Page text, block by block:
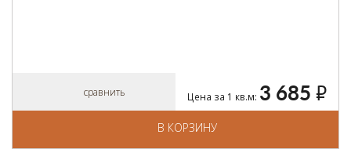
сравнить Цена за 1 кв.м: 3 685 руб.
В КОРЗИНУ